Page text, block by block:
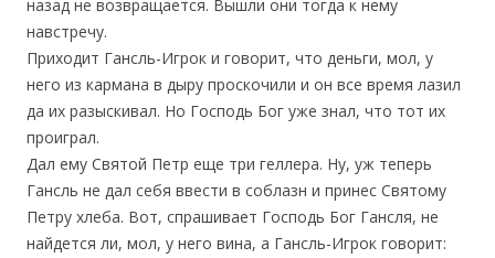
назад не возвращается. Вышли они тогда к нему
навстречу.
Приходит Гансль-Игрок и говорит, что деньги, мол, у
него из кармана в дыру проскочили и он все время лазил
да их разыскивал. Но Господь Бог уже знал, что тот их
проиграл.
Дал ему Святой Петр еще три геллера. Ну, уж теперь
Гансль не дал себя ввести в соблазн и принес Святому
Петру хлеба. Вот, спрашивает Господь Бог Гансля, не
найдется ли, мол, у него вина, а Гансль-Игрок говорит: